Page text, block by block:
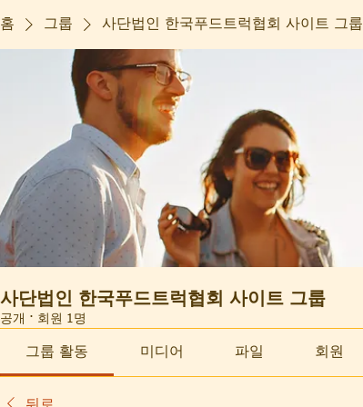
홈 그룹 사단법인 한국푸드트럭협회 사이트 그룹
사단법인 한국푸드트럭협회 사이트 그룹
공개 · 회원 1명
그룹 활동 미디어 파일 회원